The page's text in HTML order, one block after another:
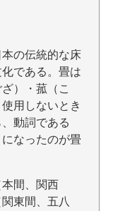
の伝統的な床
である。畳は
）・菰（こ
用しないとき
動詞である
なったのが畳
間、関西
東間、五八